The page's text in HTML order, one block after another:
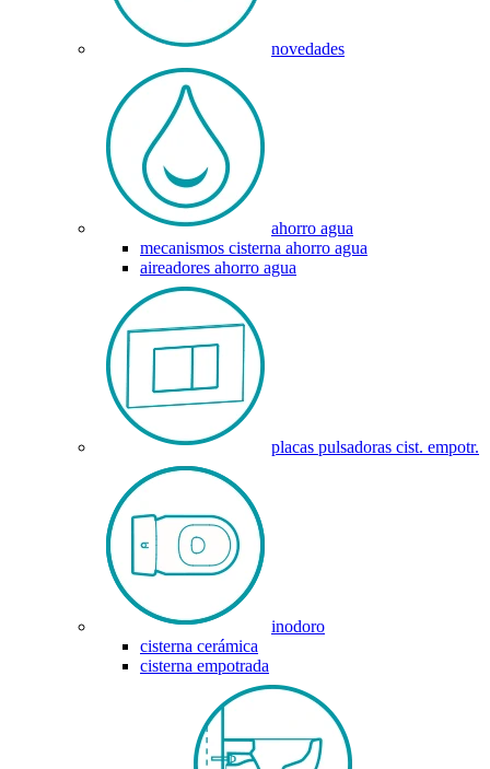
novedades
ahorro agua
mecanismos cisterna ahorro agua
aireadores ahorro agua
placas pulsadoras cist. empotr.
inodoro
cisterna cerámica
cisterna empotrada